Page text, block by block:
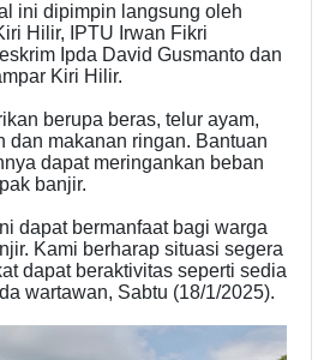
ini dipimpin langsung oleh
Hilir, IPTU Irwan Fikri
Ipda David Gusmanto dan
Kiri Hilir.
berupa beras, telur ayam,
dan makanan ringan. Bantuan
dapat meringankan beban
banjir.
dapat bermanfaat bagi warga
Kami berharap situasi segera
dapat beraktivitas seperti sedia
wartawan, Sabtu (18/1/2025).